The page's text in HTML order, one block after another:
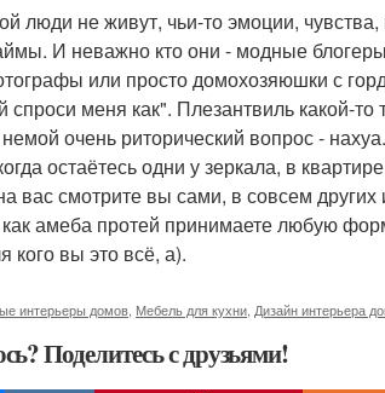
люди не живут, чьи-то эмоции,
И неважно кто они - модные
или просто домохозяюшки с
спроси меня как". Плезантвиль какой-то
очень риторический вопрос - нахуа.
остаётесь одни у зеркала, в
вас смотрите вы сами, в совсем
амеба протей принимаете любую
кого вы это всё, а).
интерьеры домов Мебель для кухни Дизайн интерьера
Поделитесь с друзьями!